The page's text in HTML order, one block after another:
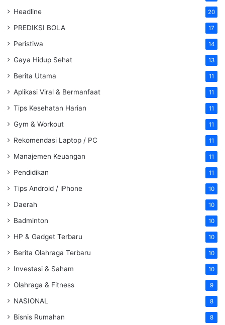
Headline 20
PREDIKSI BOLA 17
Peristiwa 14
Gaya Hidup Sehat 13
Berita Utama 11
Aplikasi Viral & Bermanfaat 11
Tips Kesehatan Harian 11
Gym & Workout 11
Rekomendasi Laptop / PC 11
Manajemen Keuangan 11
Pendidikan 11
Tips Android / iPhone 10
Daerah 10
Badminton 10
HP & Gadget Terbaru 10
Berita Olahraga Terbaru 10
Investasi & Saham 10
Olahraga & Fitness 9
NASIONAL 8
Bisnis Rumahan 8